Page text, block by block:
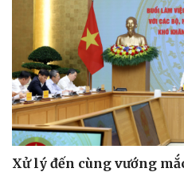
Xử lý đến cùng vướng